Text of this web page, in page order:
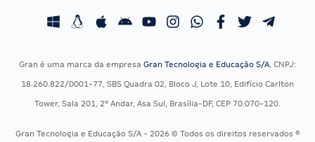
Concursos Fiscais
Calendário OAB
Gran é uma marca da empresa Gran Tecnologia e Educação S/A, CNPJ:
18.260.822/0001-77, SBS Quadra 02, Bloco J, Lote 10, Edifício Carlton
Tower, Sala 201, 2º Andar, Asa Sul, Brasília-DF, CEP 70.070-120.
Gran Tecnologia e Educação S/A - 2026 © Todos os direitos reservados ®